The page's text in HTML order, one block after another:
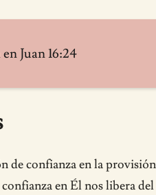
Juan 16:24
de confianza en la
en Él nos libera